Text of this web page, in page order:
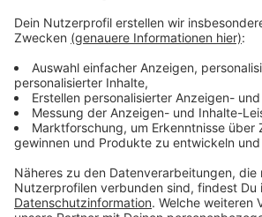
Mittelstands und gegen die dritte
GRÜNE und CDU wollen ihre
Frühjahr bestimmen. Gewählt wird
Stichwahl. Die Landesregierung hatte
zunächst abgeschafft - angeblich aus
Diese Regel hatte das NRW-